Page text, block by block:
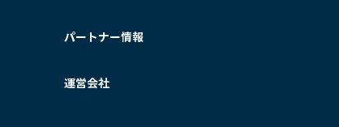
パートナー情報
運営会社